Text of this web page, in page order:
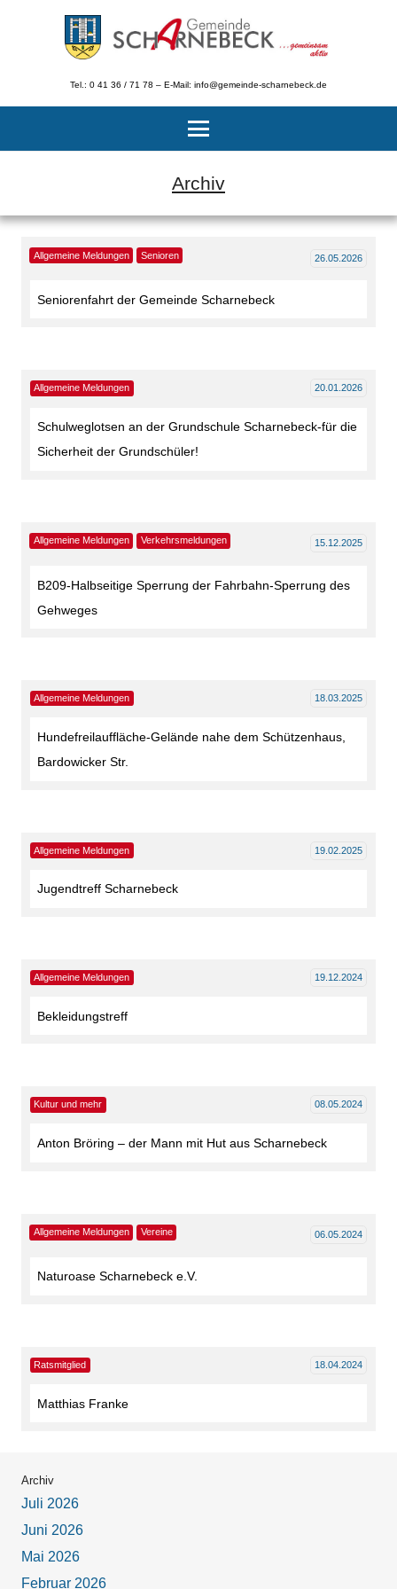
Tel.: 0 41 36 / 71 78 – E-Mail: info@gemeinde-scharnebeck.de
Archiv
Allgemeine Meldungen Senioren 26.05.2026
Seniorenfahrt der Gemeinde Scharnebeck
Allgemeine Meldungen 20.01.2026
Schulweglotsen an der Grundschule Scharnebeck-für die
Sicherheit der Grundschüler!
Allgemeine Meldungen Verkehrsmeldungen 15.12.2025
B209-Halbseitige Sperrung der Fahrbahn-Sperrung des
Gehweges
Allgemeine Meldungen 18.03.2025
Hundefreilauffläche-Gelände nahe dem Schützenhaus,
Bardowicker Str.
Allgemeine Meldungen 19.02.2025
Jugendtreff Scharnebeck
Allgemeine Meldungen 19.12.2024
Bekleidungstreff
Kultur und mehr 08.05.2024
Anton Bröring – der Mann mit Hut aus Scharnebeck
Allgemeine Meldungen Vereine 06.05.2024
Naturoase Scharnebeck e.V.
Ratsmitglied 18.04.2024
Matthias Franke
Archiv
Juli 2026
Juni 2026
Mai 2026
Februar 2026